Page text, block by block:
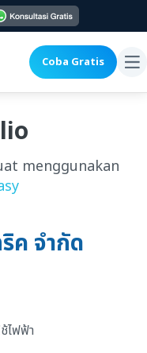
Coba Gratis
menggunakan
ค จำกัด
ไฟฟ้า